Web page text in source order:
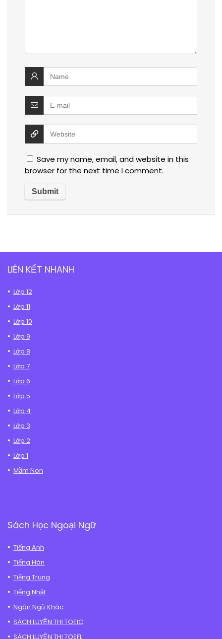
Save my name, email, and website in this
browser for the next time I comment.
LIÊN KẾT NHANH
Lớp 12
Lớp 11
Lớp 10
Lớp 9
Lớp 8
Lớp 7
Lớp 6
Lớp 5
Lớp 4
Lớp 3
Lớp 2
Lớp 1
Mầm Non
Sách Học Ngoại Ngữ
Tiếng Anh
Tiếng Hàn
Tiếng Trung
Tiếng Nhật
Ngôn Ngữ Khác
SÁCH LUYỆN THI TOEIC
SÁCH LUYỆN THI TOEFL